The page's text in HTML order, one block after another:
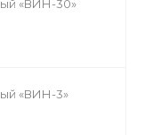
«ВИН-30»
«ВИН-3»